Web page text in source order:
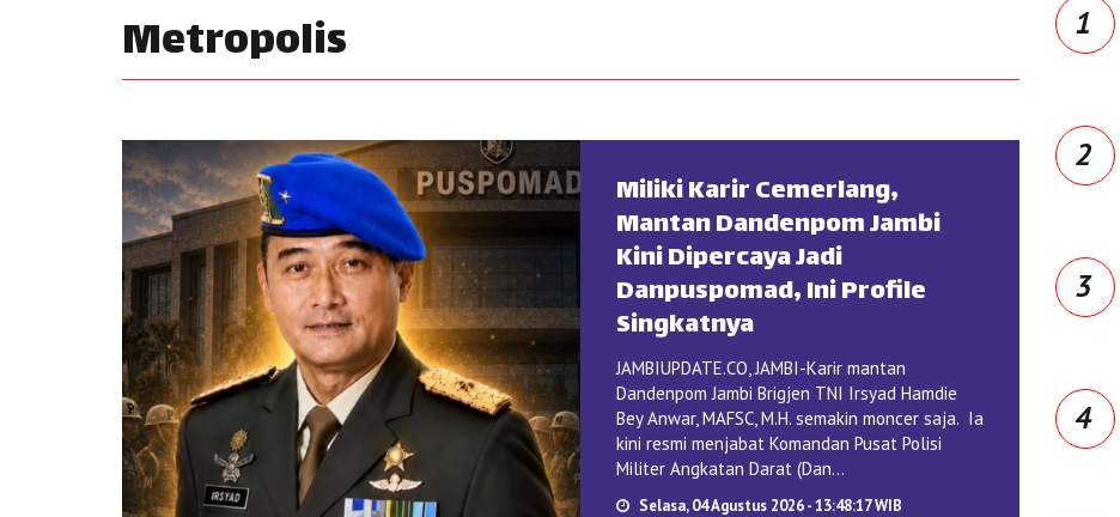
Metropolis
Miliki Karir Cemerlang,
Mantan Dandenpom Jambi
Kini Dipercaya Jadi
Danpuspomad, Ini Profile
Singkatnya
JAMBIUPDATE.CO, JAMBI-Karir mantan
Dandenpom Jambi Brigjen TNI Irsyad Hamdie
Bey Anwar, MAFSC, M.H. semakin moncer saja. Ia
kini resmi menjabat Komandan Pusat Polisi
Militer Angkatan Darat (Dan...
Selasa, 04 Agustus 2026 - 13:48:17 WIB
1
2
3
4